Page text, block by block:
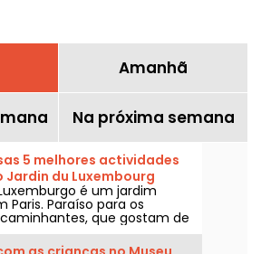
Amanhã
Na próxima semana
5 melhores actividades
Jardin du Luxembourg
é um jardim
Paris. Paraíso para os
que gostam de
tardes no local, é também
para as famílias, que